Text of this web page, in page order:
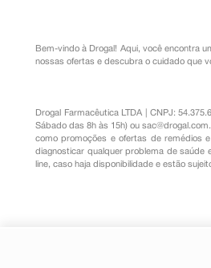
Bem-vindo à Drogal! Aqui, você encontra
nossas ofertas e descubra o cuidado que
Drogal Farmacêutica LTDA | CNPJ:
Sábado das 8h às 15h) ou
como promoções e ofertas de remédios
diagnosticar qualquer problema de saúde
line, caso haja disponibilidade e estão